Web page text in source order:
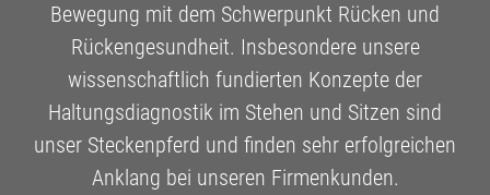
Bewegung mit dem Schwerpunkt Rücken und
Rückengesundheit. Insbesondere unsere
wissenschaftlich fundierten Konzepte der
Haltungsdiagnostik im Stehen und Sitzen sind
unser Steckenpferd und finden sehr erfolgreichen
Anklang bei unseren Firmenkunden.